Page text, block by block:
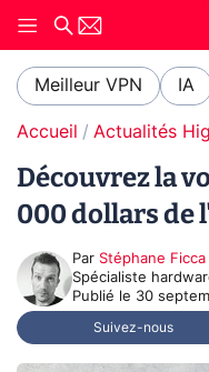
Meilleur VPN IA
Accueil Actualités
Découvrez la
000 dollars de
Par Stéphane Ficca
Spécialiste
Publié le 30
Suivez-nous